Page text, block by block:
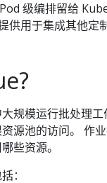
级编排留给
供用于集成其他定
规模运行批处理
源池的访问。 作
些资源。
：